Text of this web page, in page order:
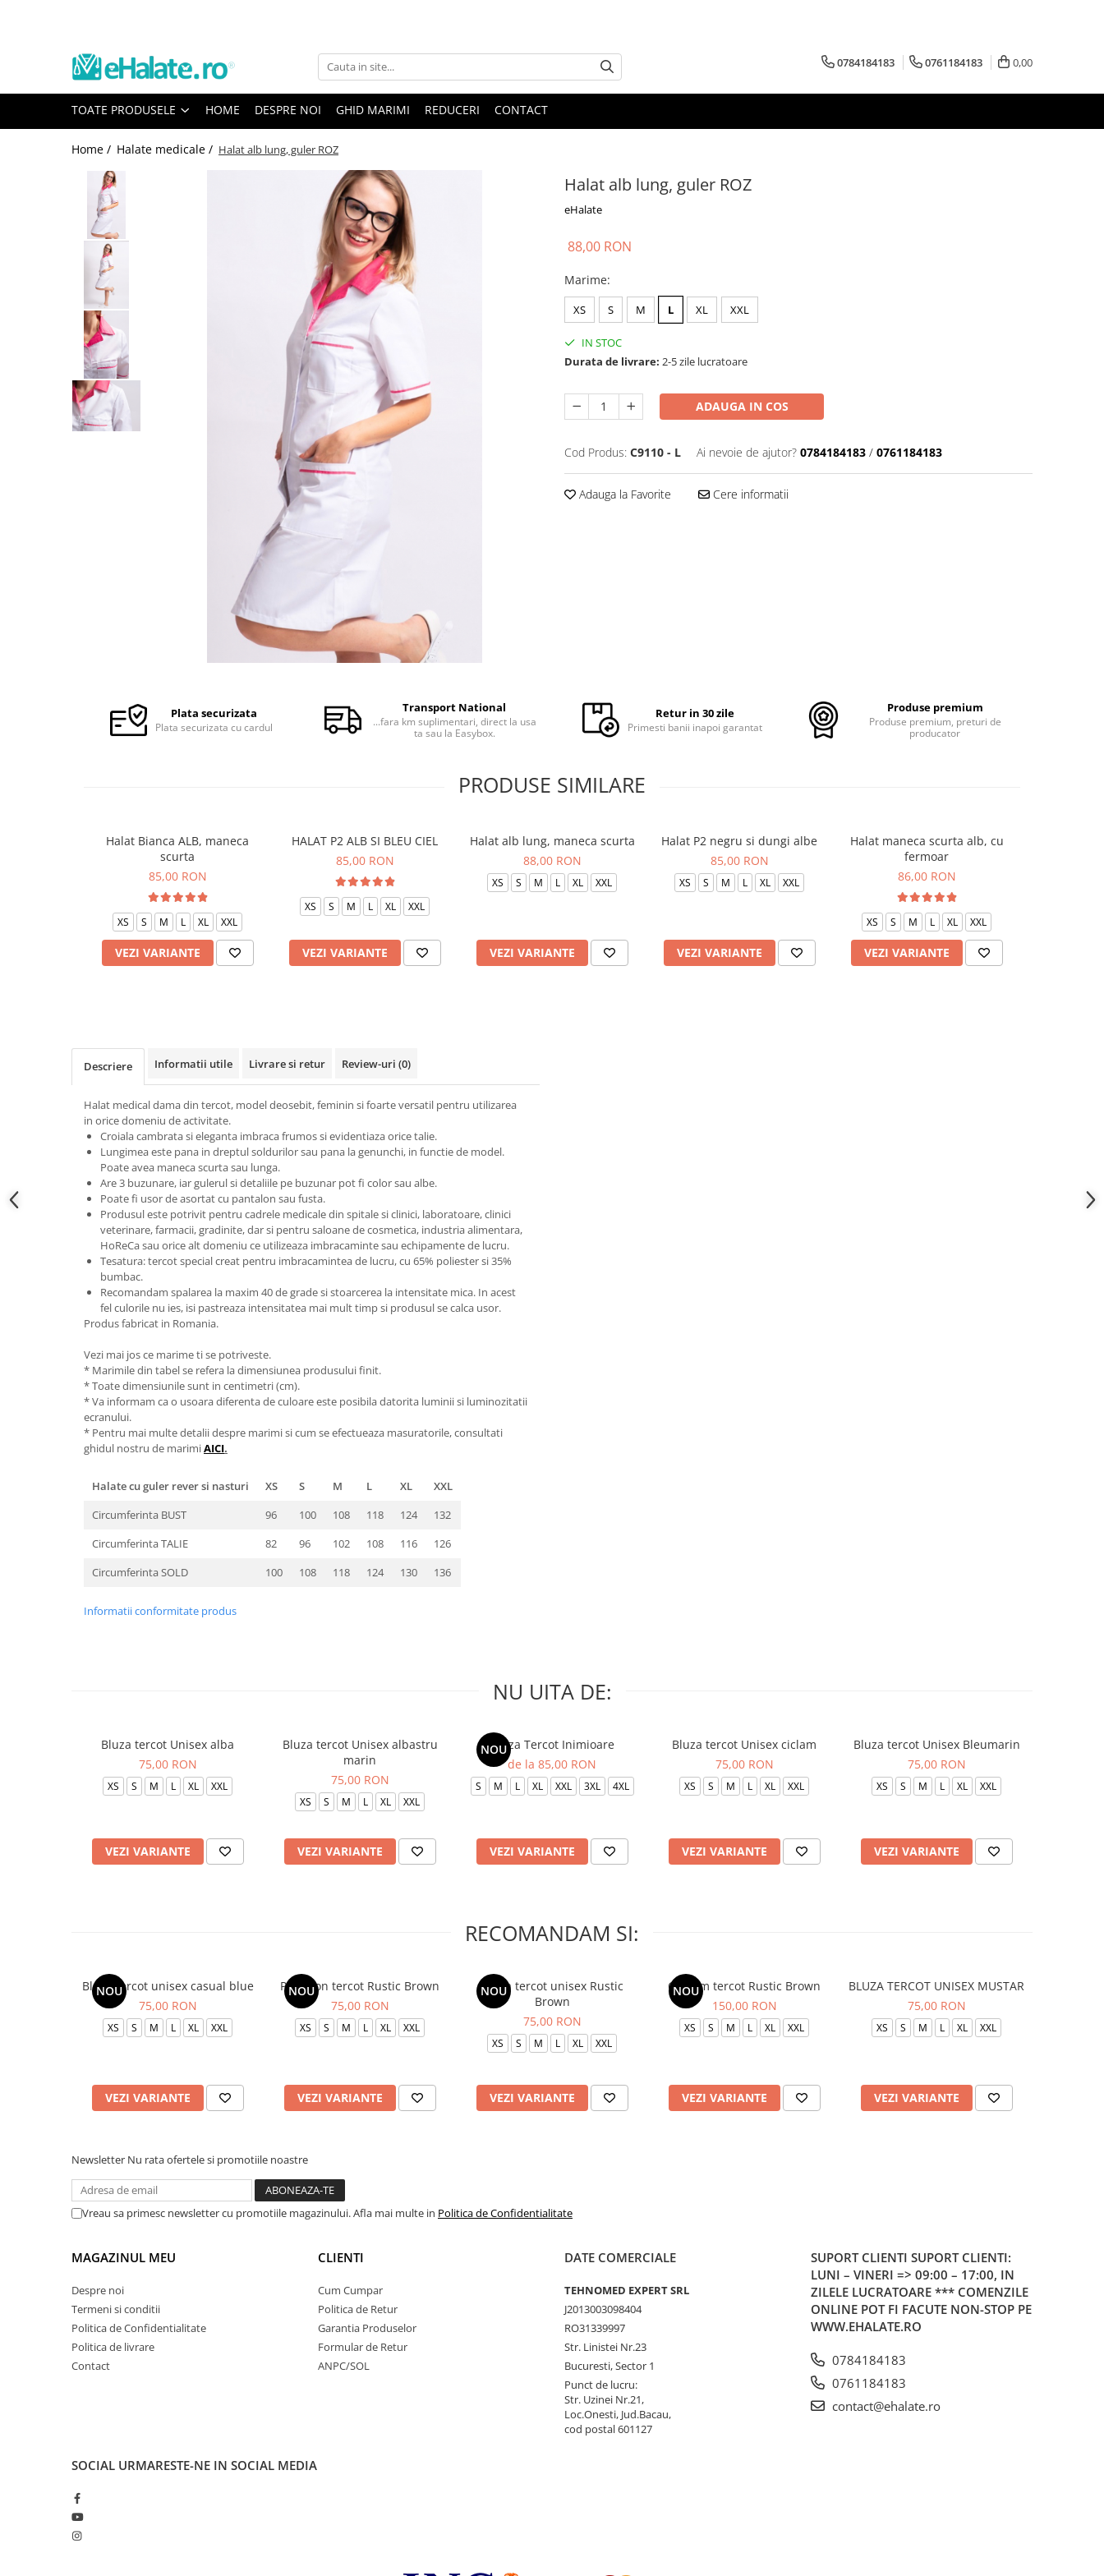
Toate Produsele
Bluze Unisex
Bluze unisex cu imprimeuri
Bluze medicale uni
Halate medicale
Halate Bianca
Halate medicale femei
Halate medicale barbati
Halate medicale P2 cu fluturas
Halate medicale cu nasturi
0784184183 0761184183 0,00
TOATE PRODUSELE HOME DESPRE NOI GHID MARIMI REDUCERI CONTACT
Home / Halate medicale / Halat alb lung, guler ROZ
Halat alb lung, guler ROZ
eHalate
Facebook
88,00 RON
Marime:
XS S M L XL XXL
IN STOC
Durata de livrare: 2-5 zile lucratoare
ADAUGA IN COS
Cod Produs: C9110 - L Ai nevoie de ajutor? 0784184183 / 0761184183
Adauga la Favorite Cere informatii
Plata securizata
Plata securizata cu cardul
Transport National
...fara km suplimentari, direct la usa
ta sau la Easybox.
Retur in 30 zile
Primesti banii inapoi garantat
Produse premium
Produse premium, preturi de
producator
PRODUSE SIMILARE
Halat Bianca ALB, maneca
scurta
85,00 RON
XS S M L XL XXL
VEZI VARIANTE
HALAT P2 ALB SI BLEU CIEL
85,00 RON
XS S M L XL XXL
VEZI VARIANTE
Halat alb lung, maneca scurta
88,00 RON
XS S M L XL XXL
VEZI VARIANTE
Halat P2 negru si dungi albe
85,00 RON
XS S M L XL XXL
VEZI VARIANTE
Halat maneca scurta alb, cu
fermoar
86,00 RON
XS S M L XL XXL
VEZI VARIANTE
Descriere Informatii utile Livrare si retur Review-uri (0)
Halat medical dama din tercot, model deosebit, feminin si foarte versatil pentru utilizarea
in orice domeniu de activitate.
Croiala cambrata si eleganta imbraca frumos si evidentiaza orice talie.
Lungimea este pana in dreptul soldurilor sau pana la genunchi, in functie de model.
Poate avea maneca scurta sau lunga.
Are 3 buzunare, iar gulerul si detaliile pe buzunar pot fi color sau albe.
Poate fi usor de asortat cu pantalon sau fusta.
Produsul este potrivit pentru cadrele medicale din spitale si clinici, laboratoare, clinici
veterinare, farmacii, gradinite, dar si pentru saloane de cosmetica, industria alimentara,
HoReCa sau orice alt domeniu ce utilizeaza imbracaminte sau echipamente de lucru.
Tesatura: tercot special creat pentru imbracamintea de lucru, cu 65% poliester si 35%
bumbac.
Recomandam spalarea la maxim 40 de grade si stoarcerea la intensitate mica. In acest
fel culorile nu ies, isi pastreaza intensitatea mai mult timp si produsul se calca usor.
Produs fabricat in Romania.
Vezi mai jos ce marime ti se potriveste.
* Marimile din tabel se refera la dimensiunea produsului finit.
* Toate dimensiunile sunt in centimetri (cm).
* Va informam ca o usoara diferenta de culoare este posibila datorita luminii si luminozitatii
ecranului.
* Pentru mai multe detalii despre marimi si cum se efectueaza masuratorile, consultati
ghidul nostru de marimiAICI.
Halate cu guler rever si nasturi XS S M L XL
XXL
Circumferinta BUST
96 100 108 118 124
132
Circumferinta TALIE
82 96 102 108 116
126
Circumferinta SOLD
100 108 118 124 130 136
Informatii conformitate produs
NU UITA DE:
Bluza tercot Unisex alba
75,00 RON
XS S M L XL XXL
VEZI VARIANTE
Bluza tercot Unisex albastru
marin
75,00 RON
XS S M L XL XXL
VEZI VARIANTE
NOU
Bluza Tercot Inimioare
de la 85,00 RON
S M L XL XXL 3XL 4XL
VEZI VARIANTE
Bluza tercot Unisex ciclam
75,00 RON
XS S M L XL XXL
VEZI VARIANTE
Bluza tercot Unisex Bleumarin
75,00 RON
XS S M L XL XXL
VEZI VARIANTE
RECOMANDAM SI:
NOU
Bluza tercot unisex casual blue
75,00 RON
XS S M L XL XXL
VEZI VARIANTE
NOU
Pantalon tercot Rustic Brown
75,00 RON
XS S M L XL XXL
VEZI VARIANTE
NOU
Bluza tercot unisex Rustic
Brown
75,00 RON
XS S M L XL XXL
VEZI VARIANTE
NOU
Costum tercot Rustic Brown
150,00 RON
XS S M L XL XXL
VEZI VARIANTE
BLUZA TERCOT UNISEX MUSTAR
75,00 RON
XS S M L XL XXL
VEZI VARIANTE
Newsletter Nu rata ofertele si promotiile noastre
Vreau sa primesc newsletter cu promotiile magazinului. Afla mai multe in Politica de Confidentialitate
MAGAZINUL MEU
Despre noi
Termeni si conditii
Politica de Confidentialitate
Politica de livrare
Contact
CLIENTI
Cum Cumpar
Politica de Retur
Garantia Produselor
Formular de Retur
ANPC/SOL
DATE COMERCIALE
TEHNOMED EXPERT SRL
J2013003098404
RO31339997
Str. Linistei Nr.23
Bucuresti, Sector 1
Punct de lucru:
Str. Uzinei Nr.21,
Loc.Onesti, Jud.Bacau,
cod postal 601127
SUPORT CLIENTI SUPORT CLIENTI:
LUNI – VINERI => 09:00 – 17:00, IN
ZILELE LUCRATOARE *** COMENZILE
ONLINE POT FI FACUTE NON-STOP PE
WWW.EHALATE.RO
0784184183
0761184183
contact@ehalate.ro
SOCIAL URMARESTE-NE IN SOCIAL MEDIA